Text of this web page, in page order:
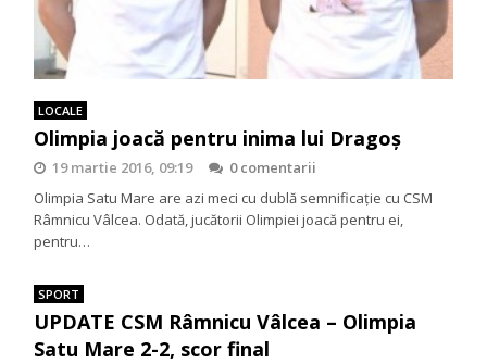
LOCALE
Olimpia joacă pentru inima lui Dragoș
19 martie 2016, 09:19
0 comentarii
Olimpia Satu Mare are azi meci cu dublă semnificație cu CSM
Râmnicu Vâlcea. Odată, jucătorii Olimpiei joacă pentru ei,
pentru…
SPORT
UPDATE CSM Râmnicu Vâlcea – Olimpia
Satu Mare 2-2, scor final